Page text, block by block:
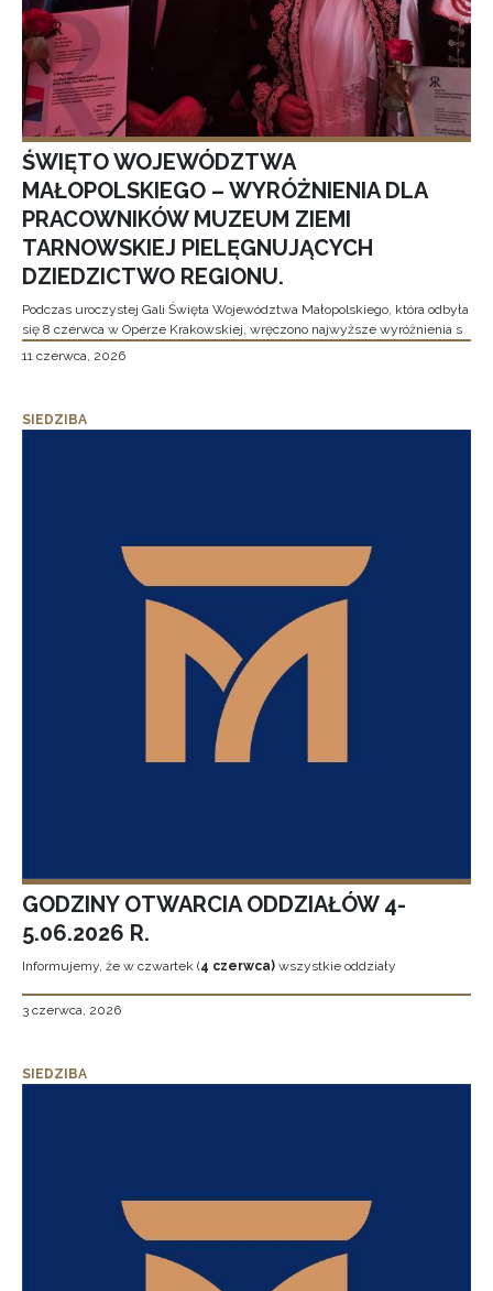
ŚWIĘTO WOJEWÓDZTWA
MAŁOPOLSKIEGO – WYRÓŻNIENIA DLA
PRACOWNIKÓW MUZEUM ZIEMI
TARNOWSKIEJ PIELĘGNUJĄCYCH
DZIEDZICTWO REGIONU.
Podczas uroczystej Gali Święta Województwa Małopolskiego, która odbyła
się 8 czerwca w Operze Krakowskiej, wręczono najwyższe wyróżnienia s
11 czerwca, 2026
SIEDZIBA
GODZINY OTWARCIA ODDZIAŁÓW 4-
5.06.2026 R.
Informujemy, że w czwartek (4 czerwca) wszystkie oddziały
3 czerwca, 2026
SIEDZIBA